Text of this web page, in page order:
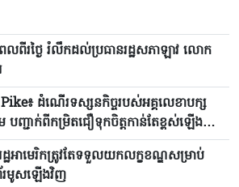
លពីរថ្ងៃ រំលឹកដល់ប្រធានរដ្ឋសភាឡាវ លោក
៖ ដំណើរទស្សនកិច្ចរបស់អគ្គលេខាបក្ស
បញ្ជាក់ពីកម្រិតជឿទុកចិត្តកាន់តែខ្ពស់ឡើង
រាលី
អាមេរិកត្រូវតែទទួលយកលក្ខខណ្ឌសម្រាប់
រមូសឡើងវិញ